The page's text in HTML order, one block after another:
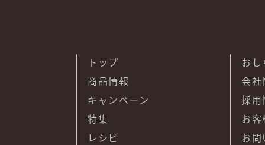
トップ
商品情報
キャンペーン
特集
レシピ
お
会
採用
お
お